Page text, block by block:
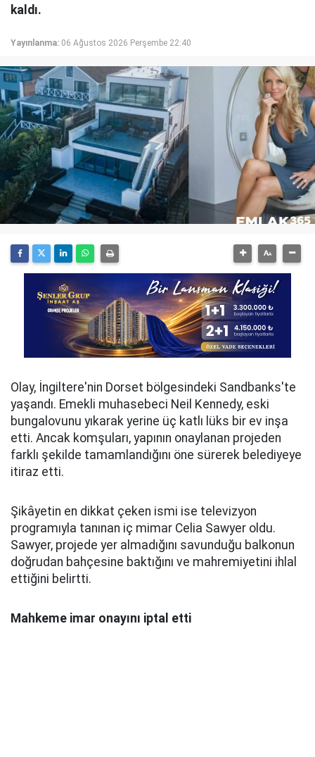
kaldı.
Yayınlanma: 06 Ağustos 2026 Perşembe 22:40
Olay, İngiltere'nin Dorset bölgesindeki Sandbanks'te
yaşandı. Emekli muhasebeci Neil Kennedy, eski
bungalovunu yıkarak yerine üç katlı lüks bir ev inşa
etti. Ancak komşuları, yapının onaylanan projeden
farklı şekilde tamamlandığını öne sürerek belediyeye
itiraz etti.
Şikâyetin en dikkat çeken ismi ise televizyon
programıyla tanınan iç mimar Celia Sawyer oldu.
Sawyer, projede yer almadığını savunduğu balkonun
doğrudan bahçesine baktığını ve mahremiyetini ihlal
ettiğini belirtti.
Mahkeme imar onayını iptal etti